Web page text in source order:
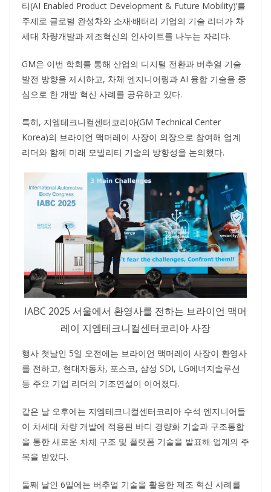
티(AI Enabled Product Development & Future Mobility)’를
주제로 글로벌 완성차와 소재·배터리 기업의 기술 리더가 차
세대 차량개발과 제조혁신의 인사이트를 나누는 자리다.
GM은 이번 학회를 통해 산업의 디지털 전환과 버추얼 기술
발전 방향을 제시하고, 차체 엔지니어링과 AI 융합 기술을 중
심으로 한 개발 혁신 사례를 공유하고 있다.
특히, 지엠테크니컬센터코리아(GM Technical Center
Korea)의 브라이언 맥머레이 사장이 의장으로 참여해 업계
리더와 함께 미래 모빌리티 기술의 방향성을 논의했다.
IABC 2025 서울에서 환영사를 전하는 브라이언 맥머
레이 지엠테크니컬센터코리아 사장
행사 첫날인 5일 오전에는 브라이언 맥머레이 사장이 환영사
를 전하고, 현대자동차, 포스코, 삼성 SDI, LG에너지솔루션
등 주요 기업 리더의 기조연설이 이어졌다.
같은 날 오후에는 지엠테크니컬센터코리아 수석 엔지니어들
이 차세대 차량 개발에 적용된 바디 경량화 기술과 구조통합
을 통한 새로운 차체 구조 및 플랫폼 기술을 발표해 업계의 주
목을 받았다.
둘째 날인 6일에는 버추얼 기술을 활용한 제조 혁신 사례를